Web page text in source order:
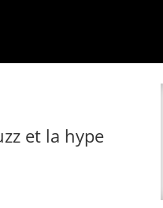
et la hype